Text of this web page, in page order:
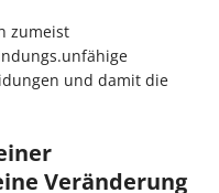
zumeist
und damit die
Veränderung